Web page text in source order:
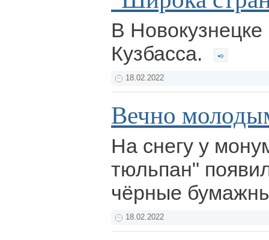
В
Кузбасса.
18.02.2022
Вечно
На снегу у
тюльпан"
чёрные
18.02.2022